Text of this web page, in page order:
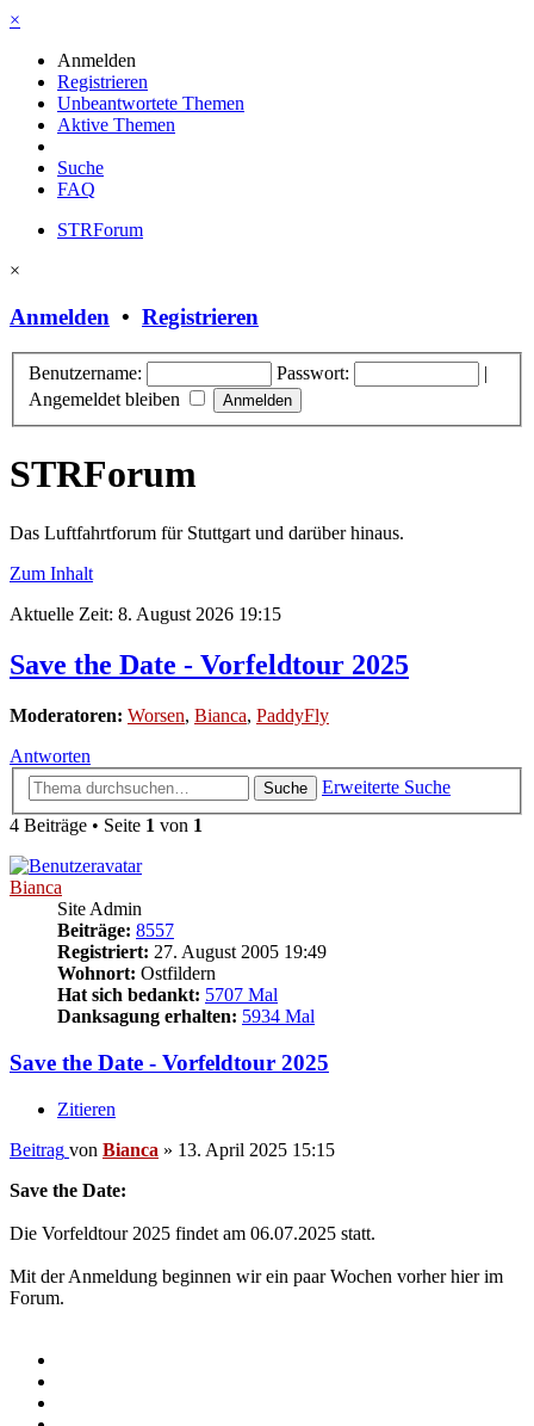
×
Anmelden
Registrieren
Unbeantwortete Themen
Aktive Themen
Suche
FAQ
STRForum
×
Anmelden • Registrieren
Benutzername: Passwort:
|
Angemeldet bleiben
STRForum
Das Luftfahrtforum für Stuttgart und darüber hinaus.
Zum Inhalt
Aktuelle Zeit: 8. August 2026 19:15
Save the Date - Vorfeldtour 2025
Moderatoren: Worsen, Bianca, PaddyFly
Antworten
Suche
Erweiterte Suche
4 Beiträge • Seite 1 von 1
Bianca
Site Admin
Beiträge: 8557
Registriert: 27. August 2005 19:49
Wohnort: Ostfildern
Hat sich bedankt: 5707 Mal
Danksagung erhalten: 5934 Mal
Save the Date - Vorfeldtour 2025
Zitieren
Beitrag von Bianca » 13. April 2025 15:15
Save the Date:
Die Vorfeldtour 2025 findet am 06.07.2025 statt.
Mit der Anmeldung beginnen wir ein paar Wochen vorher hier im
Forum.